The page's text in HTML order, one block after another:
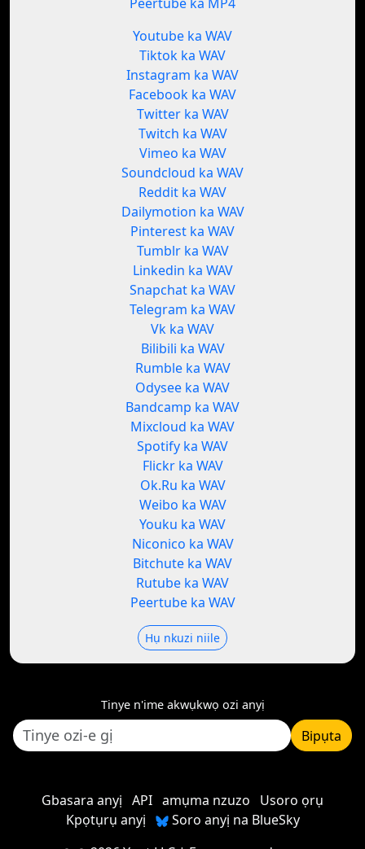
Youtube ka WAV
Tiktok ka WAV
Instagram ka WAV
Facebook ka WAV
Twitter ka WAV
Twitch ka WAV
Vimeo ka WAV
Soundcloud ka WAV
Reddit ka WAV
Dailymotion ka WAV
Pinterest ka WAV
Tumblr ka WAV
Linkedin ka WAV
Snapchat ka WAV
Telegram ka WAV
Vk ka WAV
Bilibili ka WAV
Rumble ka WAV
Odysee ka WAV
Bandcamp ka WAV
Mixcloud ka WAV
Spotify ka WAV
Flickr ka WAV
Ok.Ru ka WAV
Weibo ka WAV
Youku ka WAV
Niconico ka WAV
Bitchute ka WAV
Rutube ka WAV
Peertube ka WAV
Hụ nkuzi niile
Tinye n'ime akwụkwọ ozi anyị
Bipụta
Gbasara anyị API amụma nzuzo
Usoro ọrụ
Kpọtụrụ anyị
Soro anyị na BlueSky